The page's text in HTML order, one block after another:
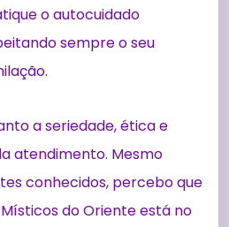
o autocuidado
sempre o seu
a seriedade, ética e
atendimento. Mesmo
conhecidos, percebo que
do Oriente está no